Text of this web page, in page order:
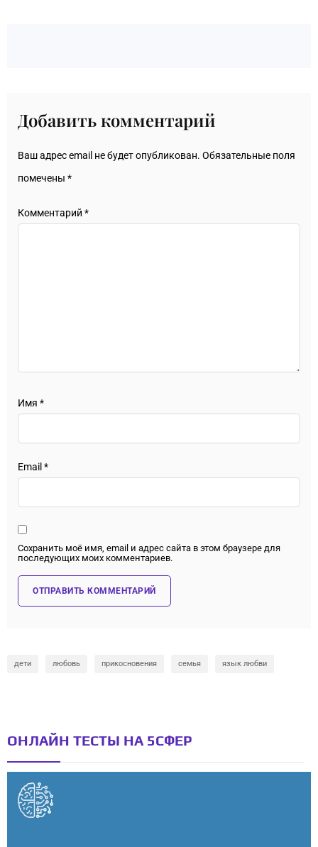
Добавить комментарий
Ваш адрес email не будет опубликован. Обязательные поля
помечены *
Комментарий *
Имя *
Email *
Сохранить моё имя, email и адрес сайта в этом браузере для
последующих моих комментариев.
дети любовь прикосновения семья язык любви
ОНЛАЙН ТЕСТЫ НА 5СФЕР